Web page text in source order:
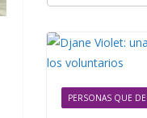
PERSONAS QUE